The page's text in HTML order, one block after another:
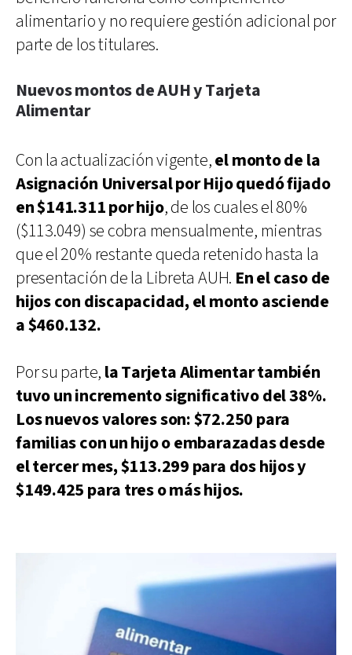
alimentario y no requiere gestión adicional por
parte de los titulares.
Nuevos montos de AUH y Tarjeta
Alimentar
Con la actualización vigente,el monto de la
Asignación Universal por Hijo quedó fijado
en $141.311 por hijo, de los cuales el 80%
($113.049) se cobra mensualmente, mientras
que el 20% restante queda retenido hasta la
presentación de la Libreta AUH. En el caso de
hijos con discapacidad, el monto asciende
a $460.132.
Por su parte, la Tarjeta Alimentar también
tuvo un incremento significativo del 38%.
Los nuevos valores son: $72.250 para
familias con un hijo o embarazadas desde
el tercer mes, $113.299 para dos hijos y
$149.425 para tres o más hijos.